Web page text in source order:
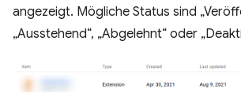
angezeigt. Mögliche Status sind
„Ausstehend“, „Abgelehnt“ oder